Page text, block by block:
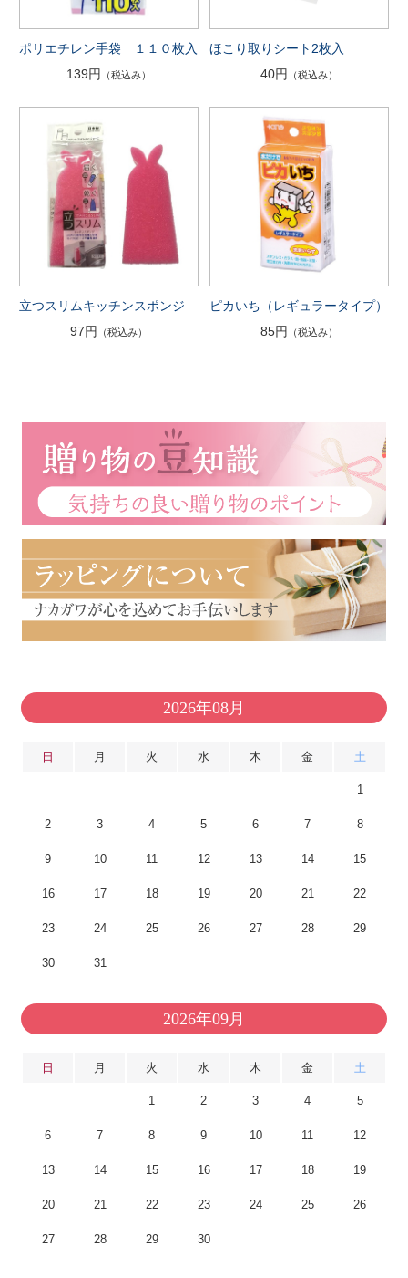
ポリエチレン手袋 １１０枚入
139円
（税込み）
ほこり取りシート2枚入
40円
（税込み）
立つスリムキッチンスポンジ
97円
（税込み）
ピカいち（レギュラータイプ）
85円
（税込み）
2026年08月
日 月 火 水 木 金 土
1
2 3 4 5 6 7 8
9 10 11 12 13 14 15
16 17 18 19 20 21 22
23 24 25 26 27 28 29
30 31
2026年09月
日 月 火 水 木 金 土
1 2 3 4 5
6 7 8 9 10 11 12
13 14 15 16 17 18 19
20 21 22 23 24 25 26
27 28 29 30